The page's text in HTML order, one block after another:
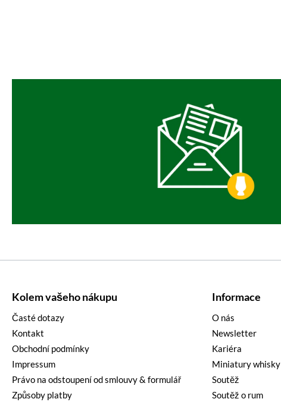
Kolem vašeho nákupu
Časté dotazy
Kontakt
Obchodní podmínky
Impressum
Právo na odstoupení od smlouvy & formulář
Způsoby platby
Informace
O nás
Newsletter
Kariéra
Miniatury whisky
Soutěž
Soutěž o rum